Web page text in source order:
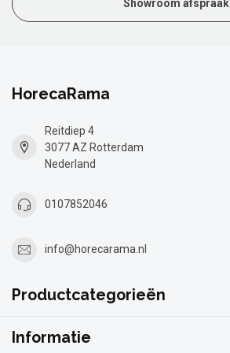
Showroom afspraak
HorecaRama
Reitdiep 4
3077 AZ Rotterdam
Nederland
0107852046
info@horecarama.nl
Productcategorieën
Informatie